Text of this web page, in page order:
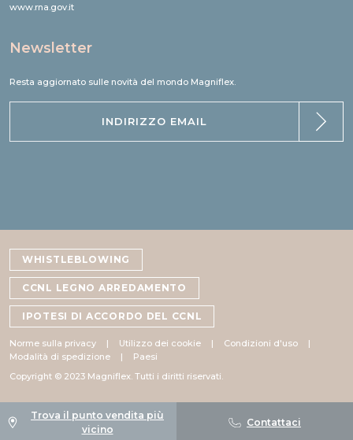
Trova il punto vendita più
vicino
Contattaci
www.rna.gov.it
Newsletter
Resta aggiornato sulle novità del mondo Magniflex.
WHISTLEBLOWING
CCNL LEGNO ARREDAMENTO
IPOTESI DI ACCORDO DEL CCNL
Norme sulla privacy Utilizzo dei cookie
Condizioni d'uso
Modalità di spedizione
Paesi
Copyright © 2023 Magniflex. Tutti i diritti riservati.